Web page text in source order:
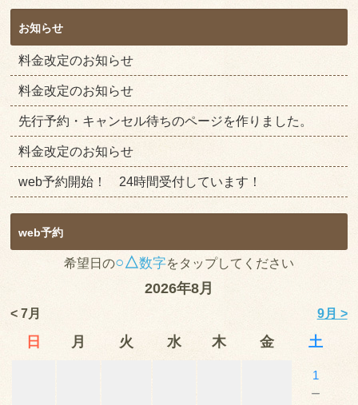
お知らせ
料金改定のお知らせ
料金改定のお知らせ
先行予約・キャンセル待ちのページを作りました。
料金改定のお知らせ
web予約開始！ 24時間受付しています！
web予約
希望日の○△数字をタップしてください
2026年8月
< 7月 9月 >
日 月 火 水 木 金 土
1
－